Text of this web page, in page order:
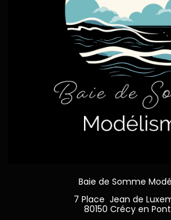
Baie de Somme
7 Place Jean de
80150 Crécy en